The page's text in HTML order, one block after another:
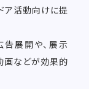
ア活動向けに提
告展開や、展示
画などが効果的